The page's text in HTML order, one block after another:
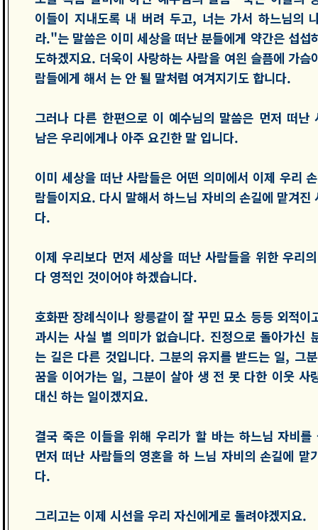
이들이 지내도록 내 버려 두고, 너는 가서 하느님의
라."는 말씀은 이미 세상을 떠난 분들에게 약간은 섭섭
도하겠지요. 더욱이 사랑하는 사람을 여읜 슬픔에 가슴
람들에게 해서 는 안 될 말처럼 여겨지기도 합니다.
그러나 다른 한편으로 이 예수님의 말씀은 먼저 떠난
남은 우리에게나 아주 요긴한 말 입니다.
이미 세상을 떠난 사람들은 어떤 의미에서 이제 우리
람들이지요. 다시 말해서 하느님 자비의 손길에 맡겨진
다.
이제 우리보다 먼저 세상을 떠난 사람들을 위한 우리
다 영적인 것이어야 하겠습니다.
호화판 장례식이나 왕릉같이 잘 꾸민 묘소 등등 외적이
과시는 사실 별 의미가 없습니다. 진정으로 돌아가신
는 길은 다른 것입니다. 그분의 유지를 받드는 일, 그
꿈을 이어가는 일, 그분이 살아 생 전 못 다한 이웃 사
대신 하는 일이겠지요.
결국 죽은 이들을 위해 우리가 할 바는 하느님 자비를
먼저 떠난 사람들의 영혼을 하 느님 자비의 손길에 맡
다.
그리고는 이제 시선을 우리 자신에게로 돌려야겠지요.